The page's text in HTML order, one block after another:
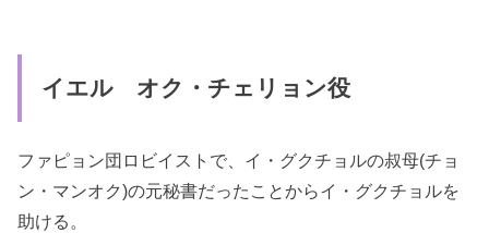
イエル オク・チェリョン役
ファピョン団ロビイストで、イ・グクチョルの叔母(チョ
ン・マンオク)の元秘書だったことからイ・グクチョルを
助ける。